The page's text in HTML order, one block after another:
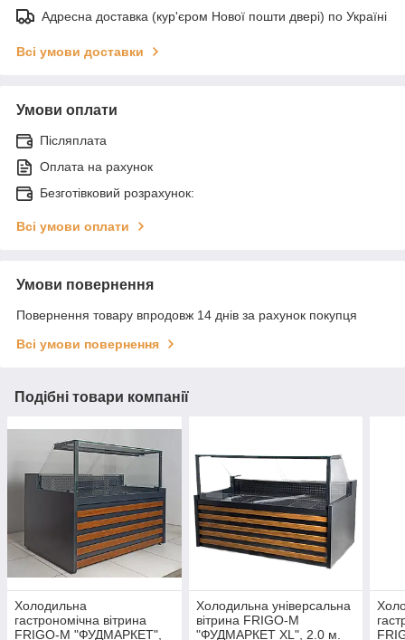
Адресна доставка (кур'єром Нової пошти двері) по Україні
Всі умови доставки
Умови оплати
Післяплата
Оплата на рахунок
Безготівковий розрахунок:
Всі умови оплати
Умови повернення
Повернення товару впродовж 14 днів за рахунок покупця
Всі умови повернення
Подібні товари компанії
Холодильна
гастрономічна вітрина
FRIGO-М "ФУДМАРКЕТ",
Холодильна універсальна
вітрина FRIGO-М
"ФУДМАРКЕТ XL", 2.0 м.